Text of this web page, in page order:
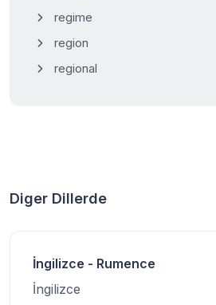
regime
region
regional
Diger Dillerde
İngilizce - Rumence
İngilizce